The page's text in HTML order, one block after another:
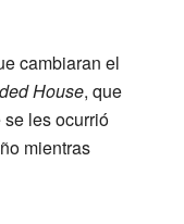
cambiaran el
House, que
les ocurrió
mientras